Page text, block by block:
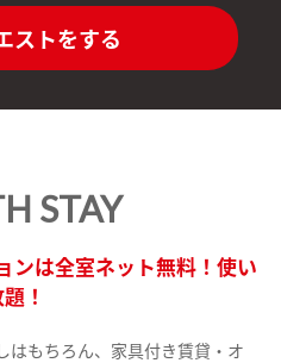
ストをする
STAY
ンは全室ネット無料！使い
！
はもちろん、家具付き賃貸・オ